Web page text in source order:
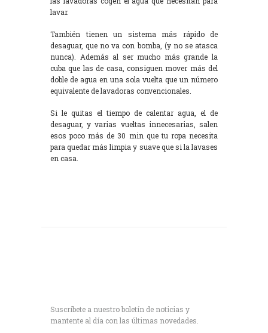
lavar.
También tienen un sistema más rápido de
desaguar, que no va con bomba, (y no se atasca
nunca). Además al ser mucho más grande la
cuba que las de casa, consiguen mover más del
doble de agua en una sola vuelta que un número
equivalente de lavadoras convencionales.
Si le quitas el tiempo de calentar agua, el de
desaguar, y varias vueltas innecesarias, salen
esos poco más de 30 min que tu ropa necesita
para quedar más limpia y suave que si la lavases
en casa.
Suscríbete a nuestro boletín de noticias y
mantente al día con las últimas novedades.